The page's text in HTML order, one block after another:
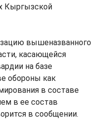
Кыргызской
вышеназванного
касающейся
на базе
обороны как
в составе
в ее состав
в сообщении.